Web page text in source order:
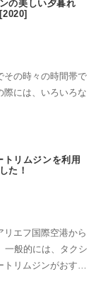
の美しい夕暮れ
その時々の時間帯で
際には、いろいろな
リムジンを利用
た！
エフ国際空港から
一般的には、タクシ
リムジンがおすす